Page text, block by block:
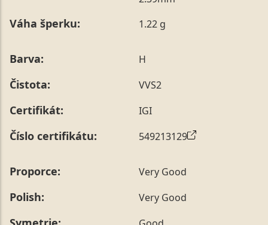
sdělit během jejího telefonického ověření, které z naší
Pro sdělení skladové velikosti tohoto konkrétního
Váha šperku: 1.22 g
Barva: H
Čistota: VVS2
Certifikát: IGI
Číslo certifikátu: 549213129
Proporce: Very Good
Polish: Very Good